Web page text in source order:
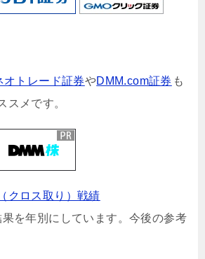
オトレード証券やDMM.com証券 も
スメです。
クロス取り）戦績
を年別にしています。今後の参考